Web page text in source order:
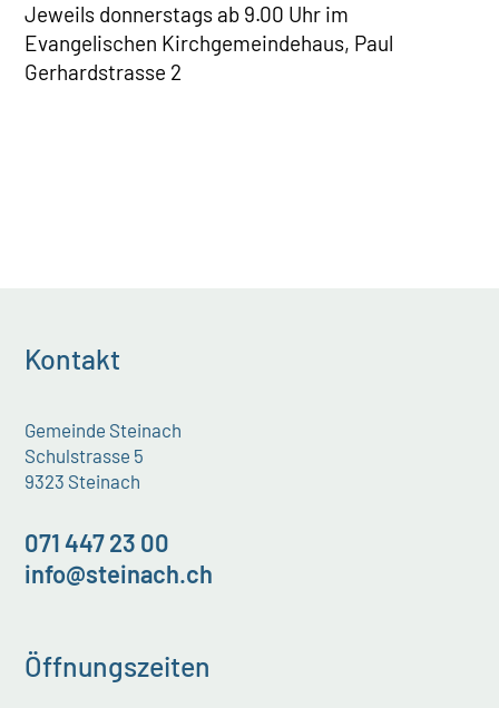
Jeweils donnerstags ab 9.00 Uhr im
Evangelischen Kirchgemeindehaus, Paul
Gerhardstrasse 2
Kontakt
Gemeinde Steinach
Schulstrasse 5
9323 Steinach
071 447 23 00
info@steinach.ch
Öffnungszeiten